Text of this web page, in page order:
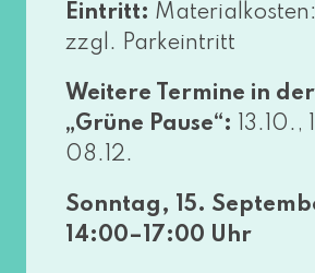
Eintritt:
zzgl. Parkeintritt
Weitere Termine in
„Grüne Pause“:
13.10.,
08.12.
Sonntag, 15.
14:00–17:00 Uhr